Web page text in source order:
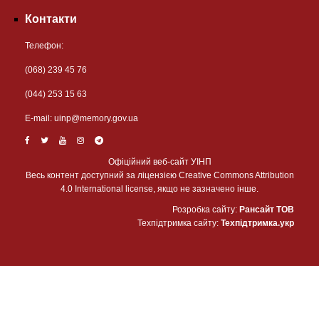
Контакти
Телефон:
(068) 239 45 76
(044) 253 15 63
Е-mail: uinp@memory.gov.ua
Офіційний веб-сайт УІНП
Весь контент доступний за ліцензією Creative Commons Attribution
4.0 International license, якщо не зазначено інше.
Розробка сайту: Рансайт ТОВ
Техпідтримка сайту: Техпідтримка.укр